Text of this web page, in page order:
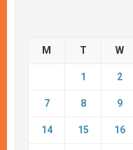
M T W
1 2
7 8 9
14 15 16